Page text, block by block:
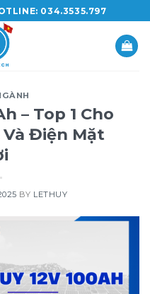
034.3535.797
– Top 1 Cho
Và Điện Mặt
BY LETHUY